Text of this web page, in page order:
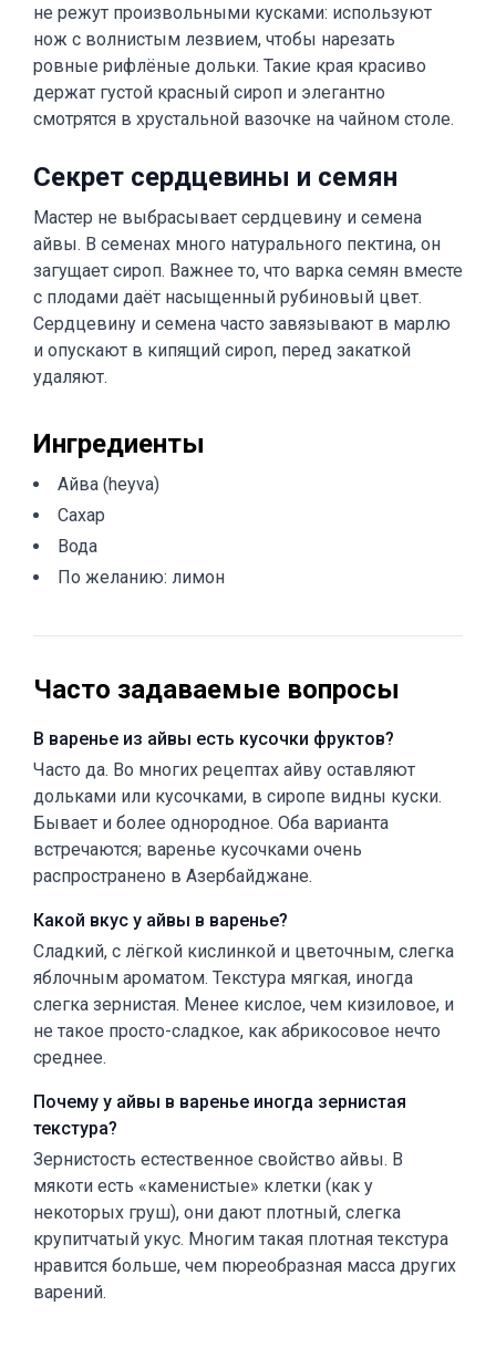
не режут произвольными кусками: используют
нож с волнистым лезвием, чтобы нарезать
ровные рифлёные дольки. Такие края красиво
держат густой красный сироп и элегантно
смотрятся в хрустальной вазочке на чайном столе.
Секрет сердцевины и семян
Мастер не выбрасывает сердцевину и семена
айвы. В семенах много натурального пектина, он
загущает сироп. Важнее то, что варка семян вместе
с плодами даёт насыщенный рубиновый цвет.
Сердцевину и семена часто завязывают в марлю
и опускают в кипящий сироп, перед закаткой
удаляют.
Ингредиенты
Айва (heyva)
Сахар
Вода
По желанию: лимон
Часто задаваемые вопросы
В варенье из айвы есть кусочки фруктов?
Часто да. Во многих рецептах айву оставляют
дольками или кусочками, в сиропе видны куски.
Бывает и более однородное. Оба варианта
встречаются; варенье кусочками очень
распространено в Азербайджане.
Какой вкус у айвы в варенье?
Сладкий, с лёгкой кислинкой и цветочным, слегка
яблочным ароматом. Текстура мягкая, иногда
слегка зернистая. Менее кислое, чем кизиловое, и
не такое просто-сладкое, как абрикосовое нечто
среднее.
Почему у айвы в варенье иногда зернистая
текстура?
Зернистость естественное свойство айвы. В
мякоти есть «каменистые» клетки (как у
некоторых груш), они дают плотный, слегка
крупитчатый укус. Многим такая плотная текстура
нравится больше, чем пюреобразная масса других
варений.